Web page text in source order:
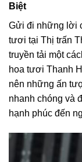
Biệt
Gửi đi những lời
tươi tại Thị trấn
truyền tải một
hoa tươi Thanh
nên những ấn
nhanh chóng và
hạnh phúc đến